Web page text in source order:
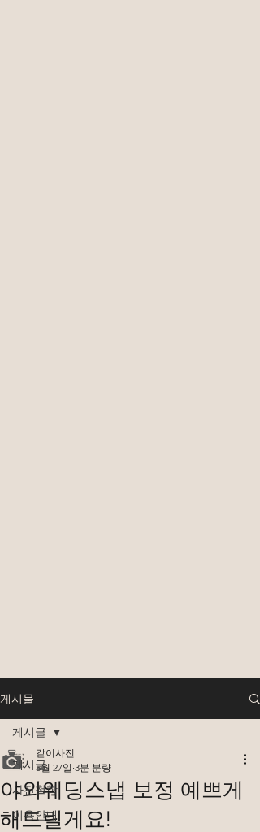
게시물
게시글
사진철학
이용안내
게시글
야외웨딩스냅 보정 예쁘게
해드릴게요!
같이사진
5월 27일 3분 분량